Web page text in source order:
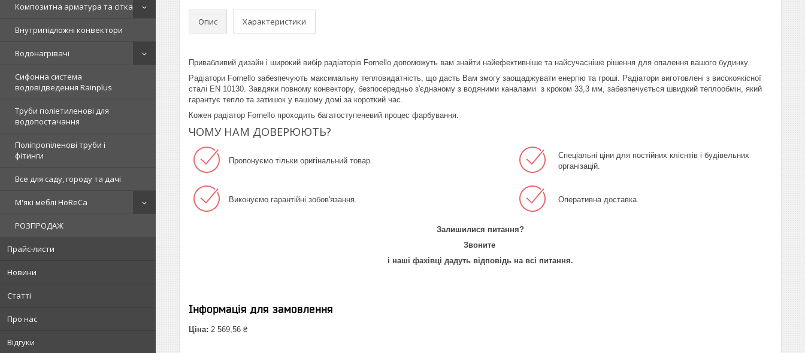
Композитна арматура та сітка
Внутрипідложні конвектори
Водонагрівачі
Сифонна система
водовідведення Rainplus
Труби поліетиленові для
водопостачання
Поліпропіленові труби і
фітинги
Все для саду, городу та дачі
М'які меблі HoReCa
РОЗПРОДАЖ
Прайс-листи
Новини
Статті
Про нас
Відгуки
Опис Характеристики
Привабливий дизайн і широкий вибір радіаторів Fornello допоможуть вам знайти найефективніше та найсучасніше рішення для опалення вашого будинку.
Радіатори Fornello забезпечують максимальну тепловидатність, що дасть Вам змогу заощаджувати енергію та гроші. Радіатори виготовлені з високоякісної
сталі EN 10130. Завдяки повному конвектору, безпосередньо з'єднаному з водяними каналами з кроком 33,3 мм, забезпечується швидкий теплообмін, який
гарантує тепло та затишок у вашому домі за короткий час.
Кожен радіатор Fornello проходить багатоступеневий процес фарбування.
ЧОМУ НАМ ДОВЕРЮЮТЬ?
Пропонуємо тільки оригінальний товар.
Спеціальні ціни для постійних клієнтів і будівельних
організацій.
Виконуємо гарантійні зобов'язання. Оперативна доставка.
Залишилися питання?
Звоните
і наші фахівці дадуть відповідь на всі питання.
Інформація для замовлення
Ціна: 2 569,56 ₴